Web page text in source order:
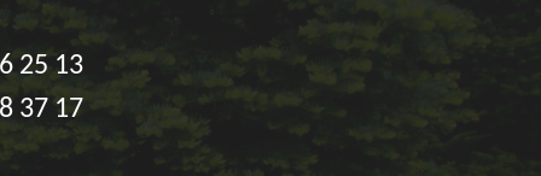
25 13
37 17